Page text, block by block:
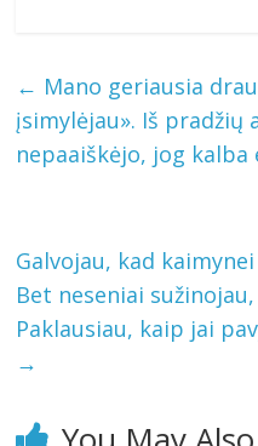
← Mano geriausia
įsimylėjau». Iš pradžių
nepaaiškėjo, jog
Galvojau, kad
Bet neseniai
Paklausiau, kaip jai
→